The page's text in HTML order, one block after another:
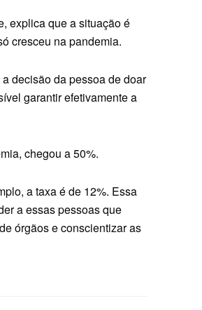
explica que a situação é
cresceu na pandemia.
decisão da pessoa de doar
garantir efetivamente a
chegou a 50%.
a taxa é de 12%. Essa
a essas pessoas que
órgãos e conscientizar as